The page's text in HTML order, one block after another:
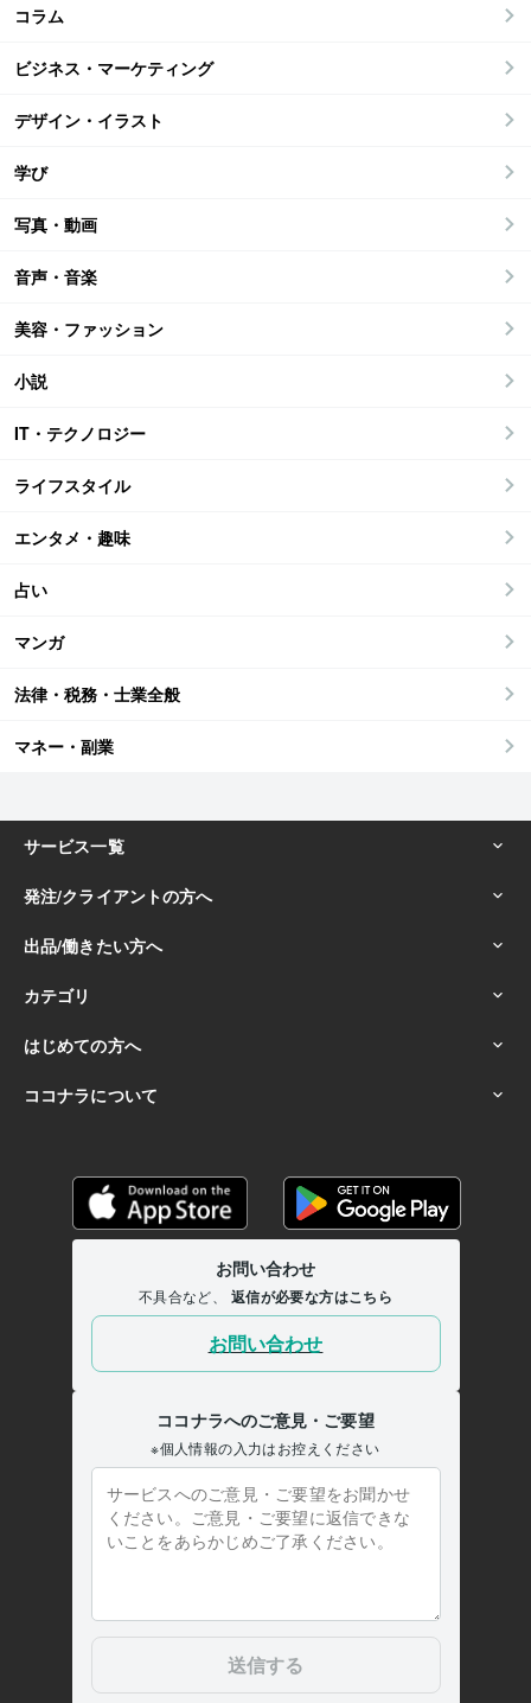
コラム
ビジネス・マーケティング
デザイン・イラスト
学び
写真・動画
音声・音楽
美容・ファッション
小説
IT・テクノロジー
ライフスタイル
エンタメ・趣味
占い
マンガ
法律・税務・士業全般
マネー・副業